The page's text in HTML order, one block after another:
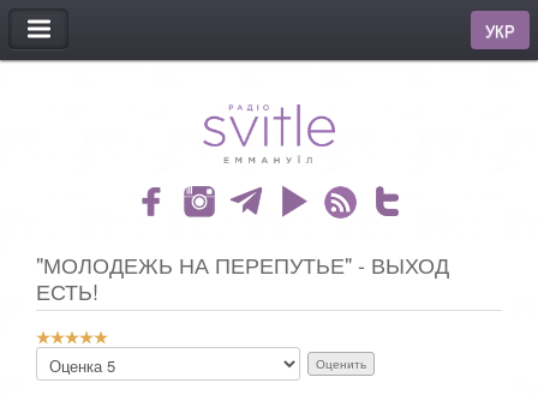
МЕНЮ
УКР
"МОЛОДЕЖЬ НА ПЕРЕПУТЬЕ" - ВЫХОД
ЕСТЬ!
Р
й
о